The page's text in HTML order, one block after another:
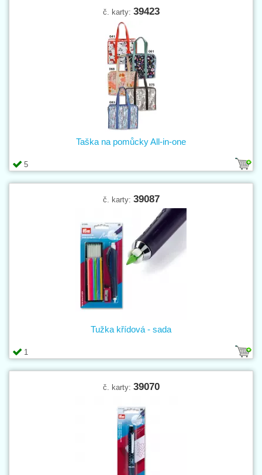
č. karty: 39423
5
Taška na pomůcky All-in-one
č. karty: 39087
1
Tužka křídová - sada
č. karty: 39070